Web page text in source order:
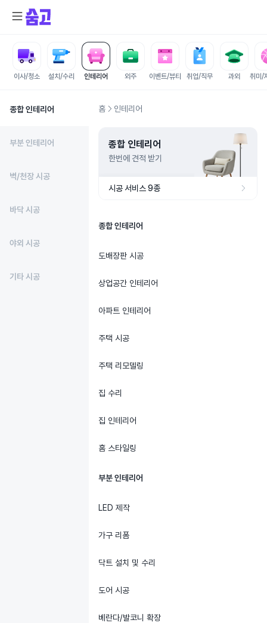
이사/청소 설치/수리 인테리어 외주 이벤트/뷰티 취업/직무 과외 취미/
종합 인테리어
부분 인테리어
벽/천장 시공
바닥 시공
야외 시공
기타 시공
홈 인테리어
종합 인테리어
한번에 견적 받기
시공 서비스 9종
종합 인테리어
도배장판 시공
상업공간 인테리어
아파트 인테리어
주택 시공
주택 리모델링
집 수리
집 인테리어
홈 스타일링
부분 인테리어
LED 제작
가구 리폼
닥트 설치 및 수리
도어 시공
베란다/발코니 확장